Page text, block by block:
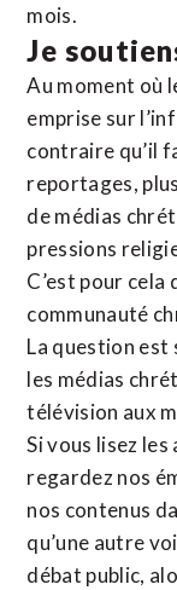
mois.
Je
Au moment où
emprise sur
contraire qu’il
reportages,
de médias
pressions
C’est pour cela
communauté
La question est
les médias
télévision aux
Si vous lisez
regardez nos
nos contenus
qu’une autre
débat public,